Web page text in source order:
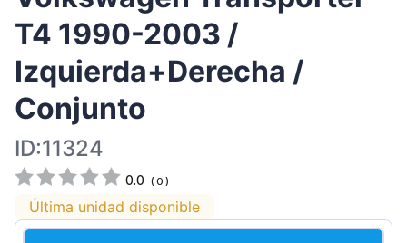
T4 1990-2003 /
Izquierda+Derecha /
Conjunto
ID:11324
0.0 (0 )
Última unidad disponible